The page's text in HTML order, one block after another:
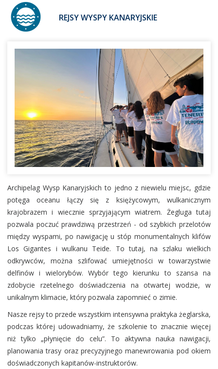
REJSY WYSPY KANARYJSKIE
Archipelag Wysp Kanaryjskich to jedno z niewielu miejsc, gdzie
potęga oceanu łączy się z księżycowym, wulkanicznym
krajobrazem i wiecznie sprzyjającym wiatrem. Żegluga tutaj
pozwala poczuć prawdziwą przestrzeń - od szybkich przelotów
między wyspami, po nawigację u stóp monumentalnych klifów
Los Gigantes i wulkanu Teide. To tutaj, na szlaku wielkich
odkrywców, można szlifować umiejętności w towarzystwie
delfinów i wielorybów. Wybór tego kierunku to szansa na
zdobycie rzetelnego doświadczenia na otwartej wodzie, w
unikalnym klimacie, który pozwala zapomnieć o zimie.
Nasze rejsy to przede wszystkim intensywna praktyka żeglarska,
podczas której udowadniamy, że szkolenie to znacznie więcej
niż tylko „płynięcie do celu”. To aktywna nauka nawigacji,
planowania trasy oraz precyzyjnego manewrowania pod okiem
doświadczonych kapitanów-instruktorów.